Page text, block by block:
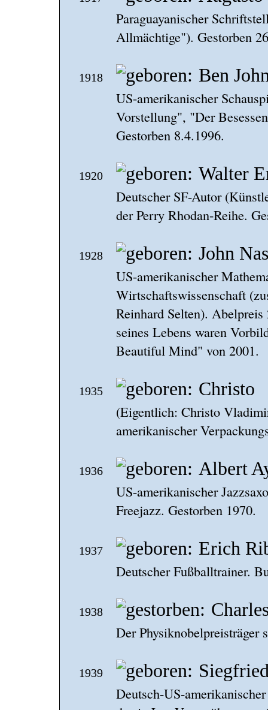
Paraguayanischer
Allmächtige"). Gestorben
1918 Ben
US-amerikanischer
Vorstellung", "Der
Gestorben 8.4.1996.
1920 Walter
Deutscher SF-Autor
der Perry Rhodan-Reihe.
1928 John
US-amerikanischer
Wirtschaftswissenschaft
Reinhard Selten).
seines Lebens waren
Beautiful Mind" von 2001.
1935 Christo
(Eigentlich: Christo
amerikanischer
1936 Albert
US-amerikanischer
Freejazz. Gestorben 1970.
1937 Erich
Deutscher Fußballtrainer.
1938
Der Physiknobelpreisträger
1939
Deutsch-US-